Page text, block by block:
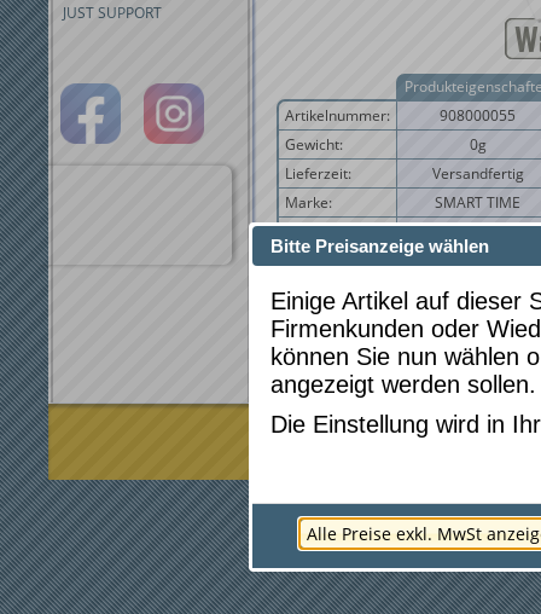
JUST SUPPORT
Artikelnummer:
908000055
Gewicht:
0g
Lieferzeit:
Versandfertig
Marke:
SMART TIME
Produktgruppe:
PC-Zeiterfassung
* Preise gelten für Webshop-
Bitte Preisanzeige wählen
Einige Artikel auf dieser
Firmenkunden oder
können Sie nun wählen
angezeigt werden sollen.
Die Einstellung wird in
Alle Preise exkl. MwSt